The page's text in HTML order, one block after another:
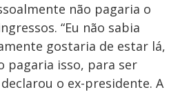
não pagaria o
“Eu não sabia
gostaria de estar lá,
pagaria isso, para ser
o ex-presidente. A